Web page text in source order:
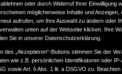
oder durch Widerruf Ihrer
möglicherweise Inhalte und
aufrufen, um Ihre Auswahl zu ändern oder
unten auf der Webseite klicken. Ihre
Sie in unserer Datenschutzerklärung.
des „Akzeptieren“-Buttons stimmen Sie der
wie z.B. persönlichen Identifikatoren oder
sowie Art. 6 Abs. 1 lit. a DSGVO zu.